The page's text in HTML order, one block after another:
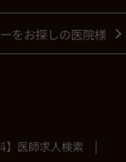
をお探しの医院様
】医師求人検索 |